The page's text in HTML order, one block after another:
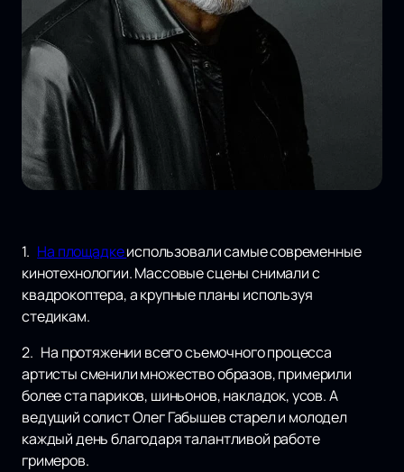
1. На площадкеиспользовали самые современные
кинотехнологии. Массовые сцены снимали с
квадрокоптера, а крупные планы используя
стедикам.
2. На протяжении всего съемочного процесса
артисты сменили множество образов, примерили
более ста париков, шиньонов, накладок, усов. А
ведущий солист Олег Габышев старел и молодел
каждый день благодаря талантливой работе
гримеров.